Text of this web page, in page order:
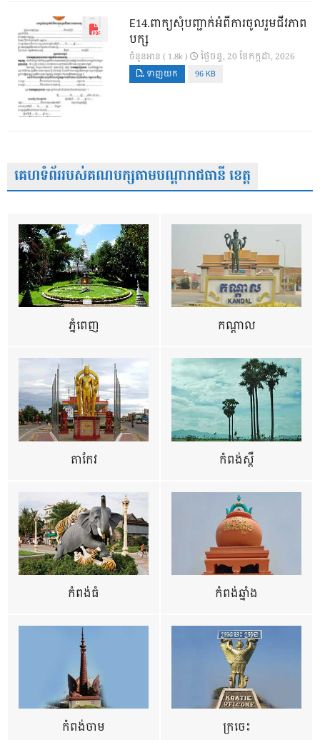
E14.ពាក្យសុំបញ្ជាក់អំពីការចូលរួមជីវភាព
បក្ស
ចំនួនអាន ( 1.8k ) ថ្ងៃ​ចន្ទ, 20 ខែ​កក្កដា, 2026
ទាញយក 96 KB
គេហទំព័ររបស់គណបក្សតាមបណ្តារាជធានី ខេត្ត
ភ្នំពេញ កណ្តាល
តាកែវ កំពង់ស្ពឺ
កំពង់ធំ កំពង់ឆ្នាំង
កំពង់ចាម ក្រចេះ